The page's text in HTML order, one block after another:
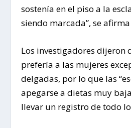
sostenía en el piso a la
siendo marcada”, se
Los investigadores dijeron
prefería a las mujeres
delgadas, por lo que las
apegarse a dietas muy
llevar un registro de todo